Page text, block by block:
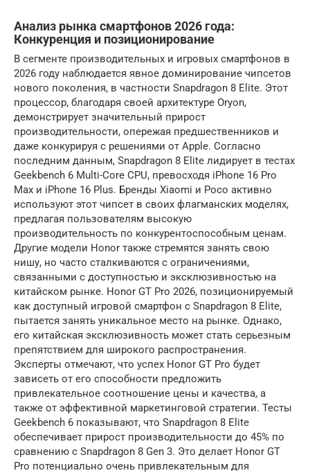
Анализ рынка смартфонов 2026 года:
Конкуренция и позиционирование
В сегменте производительных и игровых смартфонов в
2026 году наблюдается явное доминирование чипсетов
нового поколения, в частности Snapdragon 8 Elite. Этот
процессор, благодаря своей архитектуре Oryon,
демонстрирует значительный прирост
производительности, опережая предшественников и
даже конкурируя с решениями от Apple. Согласно
последним данным, Snapdragon 8 Elite лидирует в тестах
Geekbench 6 Multi-Core CPU, превосходя iPhone 16 Pro
Max и iPhone 16 Plus. Бренды Xiaomi и Poco активно
используют этот чипсет в своих флагманских моделях,
предлагая пользователям высокую
производительность по конкурентоспособным ценам.
Другие модели Honor также стремятся занять свою
нишу, но часто сталкиваются с ограничениями,
связанными с доступностью и эксклюзивностью на
китайском рынке. Honor GT Pro 2026, позиционируемый
как доступный игровой смартфон с Snapdragon 8 Elite,
пытается занять уникальное место на рынке. Однако,
его китайская эксклюзивность может стать серьезным
препятствием для широкого распространения.
Эксперты отмечают, что успех Honor GT Pro будет
зависеть от его способности предложить
привлекательное соотношение цены и качества, а
также от эффективной маркетинговой стратегии. Тесты
Geekbench 6 показывают, что Snapdragon 8 Elite
обеспечивает прирост производительности до 45% по
сравнению с Snapdragon 8 Gen 3. Это делает Honor GT
Pro потенциально очень привлекательным для